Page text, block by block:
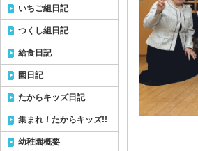
いちご組日記
つくし組日記
給食日記
園日記
たからキッズ日記
集まれ！たからキッズ!!
幼稚園概要